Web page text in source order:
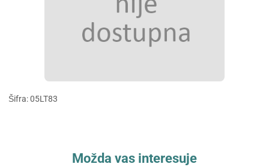
Šifra: 05LT83
Možda vas interesuje